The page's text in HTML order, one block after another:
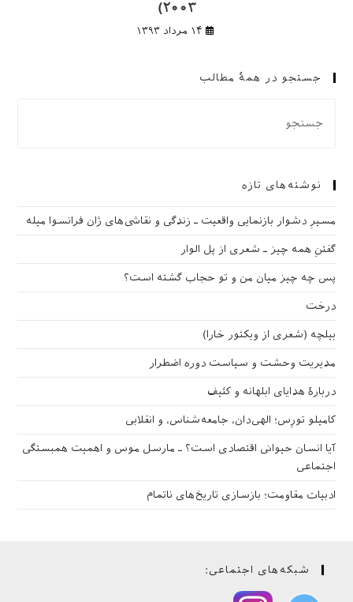
۲۰۰۳)
۱۴ مرداد ۱۳۹۳
جستجو در همهٔ مطالب
نوشته‌های تازه
مسیرِ دشوار بازنمایی واقعیت ـ زندگی و نقاشی‌های ژان فرانسوا میله
گفتنِ همه چیز ـ شعری از پل الوار
پس چه چیز میان من و تو حجاب گشته است؟
درخت
بیلچه (شعری از ویکتور خارا)
مدیریت وحشت و سیاست دوره اضطرار
دربارهٔ هدایای ابلهانه و کثیف
کامیلو تورِس؛ الهی‌دان، جامعه‌شناس، و انقلابی
آیا انسان حیوانی اقتصادی است؟ ـ مارسل موس و اهمیت همبستگی
اجتماعی
ادبیات مقاومت؛ بازسازی تاریخ‌های ناتمام
شبکه‌های اجتماعی: